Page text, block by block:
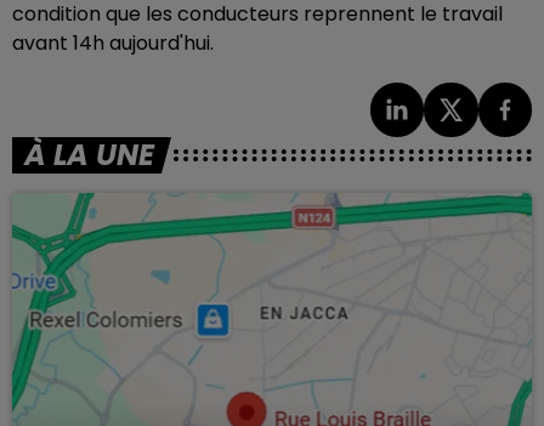
condition que les conducteurs reprennent le travail
avant 14h aujourd'hui.
À LA UNE